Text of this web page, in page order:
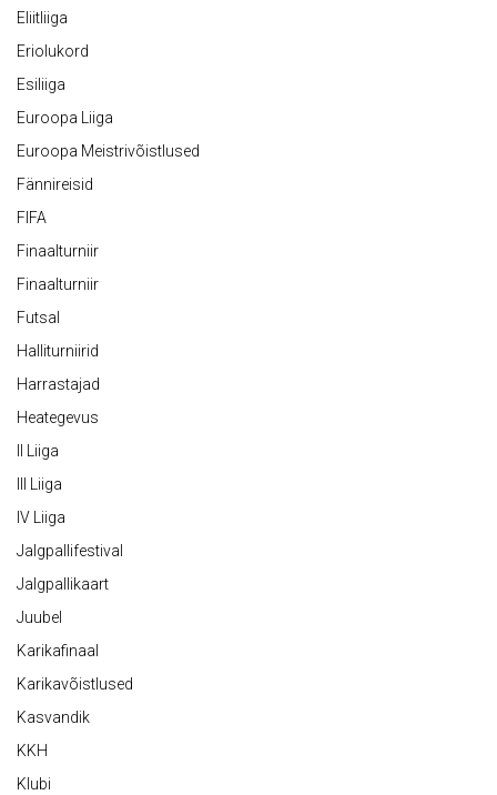
Eliitliiga
Eriolukord
Esiliiga
Euroopa Liiga
Euroopa Meistrivõistlused
Fännireisid
FIFA
Finaalturniir
Finaalturniir
Futsal
Halliturniirid
Harrastajad
Heategevus
II Liiga
III Liiga
IV Liiga
Jalgpallifestival
Jalgpallikaart
Juubel
Karikafinaal
Karikavõistlused
Kasvandik
KKH
Klubi